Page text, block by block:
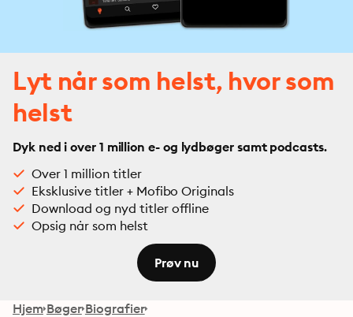
Lyt når som helst, hvor som
helst
Dyk ned i over 1 million e- og lydbøger samt podcasts.
Over 1 million titler
Eksklusive titler + Mofibo Originals
Download og nyd titler offline
Opsig når som helst
Prøv nu
Hjem Bøger Biografier